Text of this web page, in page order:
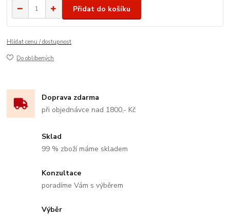
Přidat do košíku
Hlídat cenu / dostupnost
Do oblíbených
Doprava zdarma
při objednávce nad 1800,- Kč
Sklad
99 % zboží máme skladem
Konzultace
poradíme Vám s výběrem
Výběr